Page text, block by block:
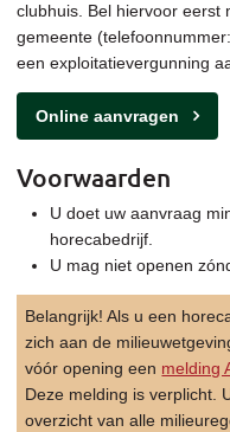
clubhuis. Bel hiervoor eerst
gemeente
een exploitatievergunning
Online aanvragen
Voorwaarden
U doet uw aanvraag
horecabedrijf.
U mag niet openen
Belangrijk! Als u een
zich aan de
vóór opening een melding
Deze melding is verplicht.
overzicht van alle